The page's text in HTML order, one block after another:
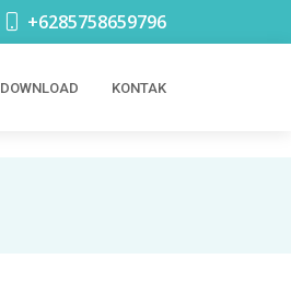
+6285758659796
DOWNLOAD KONTAK